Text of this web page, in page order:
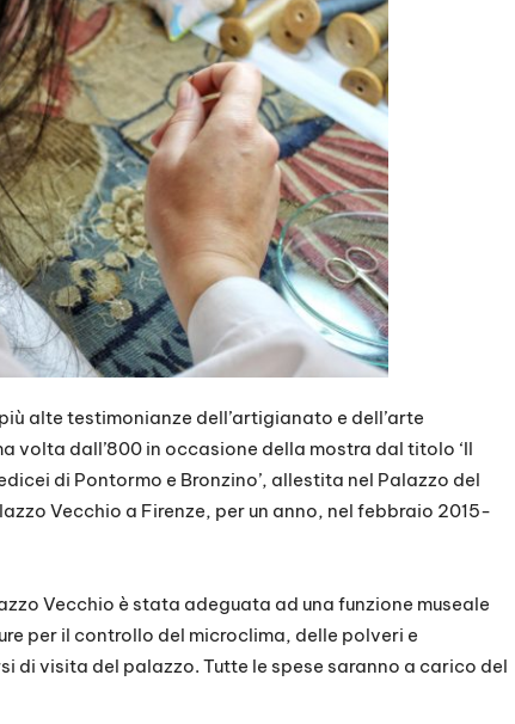
alte testimonianze dell’artigianato e dell’arte
volta dall’800 in occasione della mostra dal titolo ‘Il
di Pontormo e Bronzino’, allestita nel Palazzo del
Vecchio a Firenze, per un anno, nel febbraio 2015-
Vecchio è stata adeguata ad una funzione museale
per il controllo del microclima, delle polveri e
di visita del palazzo. Tutte le spese saranno a carico del